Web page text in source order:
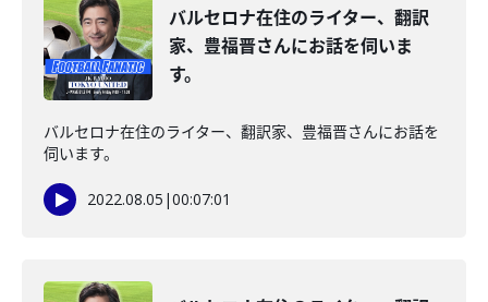
バルセロナ在住のライター、翻訳
家、豊福晋さんにお話を伺いま
す。
バルセロナ在住のライター、翻訳家、豊福晋さんにお話を
伺います。
2022.08.05 |00:07:01